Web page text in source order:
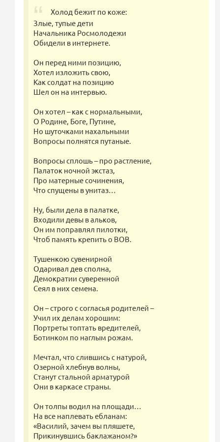
Холод бежит по коже:
Злые, тупые дети
Начальника Росмолодежи
Обидели в интернете.
Он перед ними позицию,
Хотел изложить свою,
Как солдат на позицию
Шел он на интервью.
Он хотел – как с нормальными,
О Родине, Боге, Путине,
Но шуточками нахальными
Вопросы полнятся путаные.
Вопросы сплошь – про растление,
Палаток ночной экстаз,
Про матерные сочинения,
Что спущены в унитаз…
Ну, были дела в палатке,
Входили девы в альков,
Он им поправлял пилотки,
Чтоб память крепить о ВОВ.
Тушенкою сувенирной
Одаривал дев сполна,
Демократии суверенной
Сеял в них семена.
Он – строго с согласья родителей –
Учил их делам хорошим:
Портреты топтать вредителей,
Ботинком по наглым рожам.
Мечтал, что слившись с натурой,
Озерной хлебнув волны,
Станут стальной арматурой
Они в каркасе страны.
Он толпы водил на площади…
На все наплевать ебланам:
«Василий, зачем вы пляшете,
Прикинувшись баклажаном?»